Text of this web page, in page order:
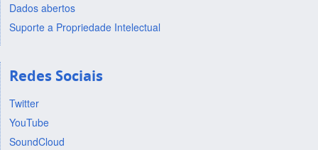
Dados abertos
Suporte a Propriedade Intelectual
Redes Sociais
Twitter
YouTube
SoundCloud